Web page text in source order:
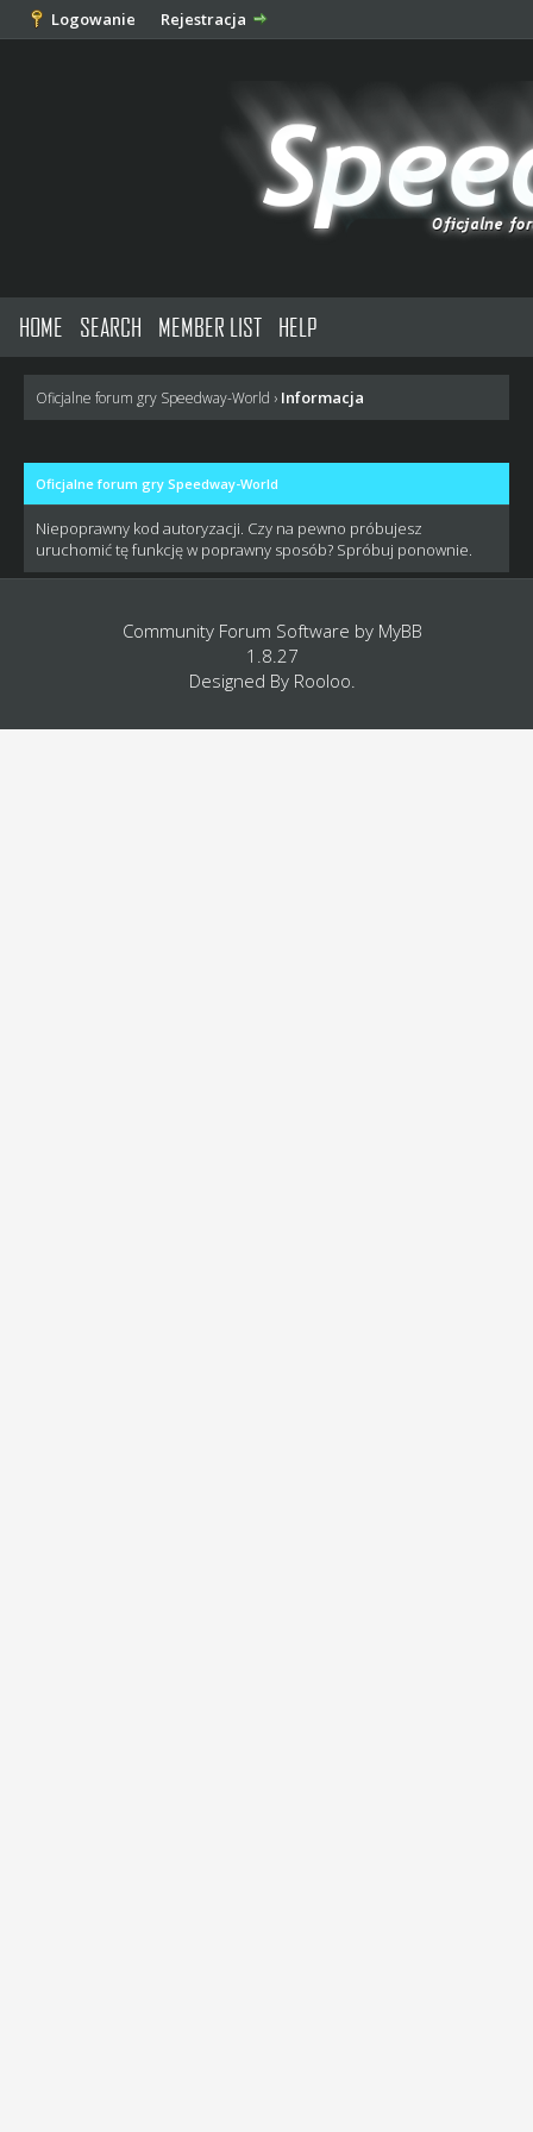
Logowanie Rejestracja
HOME SEARCH MEMBER LIST HELP
Oficjalne forum gry Speedway-World › Informacja
Oficjalne forum gry Speedway-World
Niepoprawny kod autoryzacji. Czy na pewno próbujesz
uruchomić tę funkcję w poprawny sposób? Spróbuj ponownie.
Community Forum Software by MyBB
1.8.27
Designed By Rooloo.